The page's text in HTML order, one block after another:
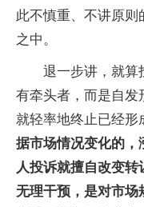
此不慎重、不讲原则
之中。
退一步讲，就算
有牵头者，而是自发
就轻率地终止已经形
据市场情况变化的，
人投诉就擅自改变转
无理干预，是对市场